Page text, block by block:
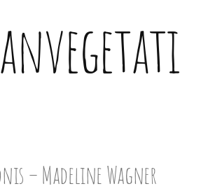
– Madeline Wagner